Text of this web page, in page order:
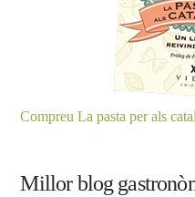
Compreu La pasta per als
Millor blog